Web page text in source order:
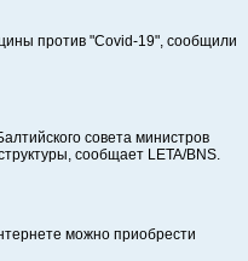
против "Covid-19", сообщили
совета министров
сообщает LETA/BNS.
можно приобрести